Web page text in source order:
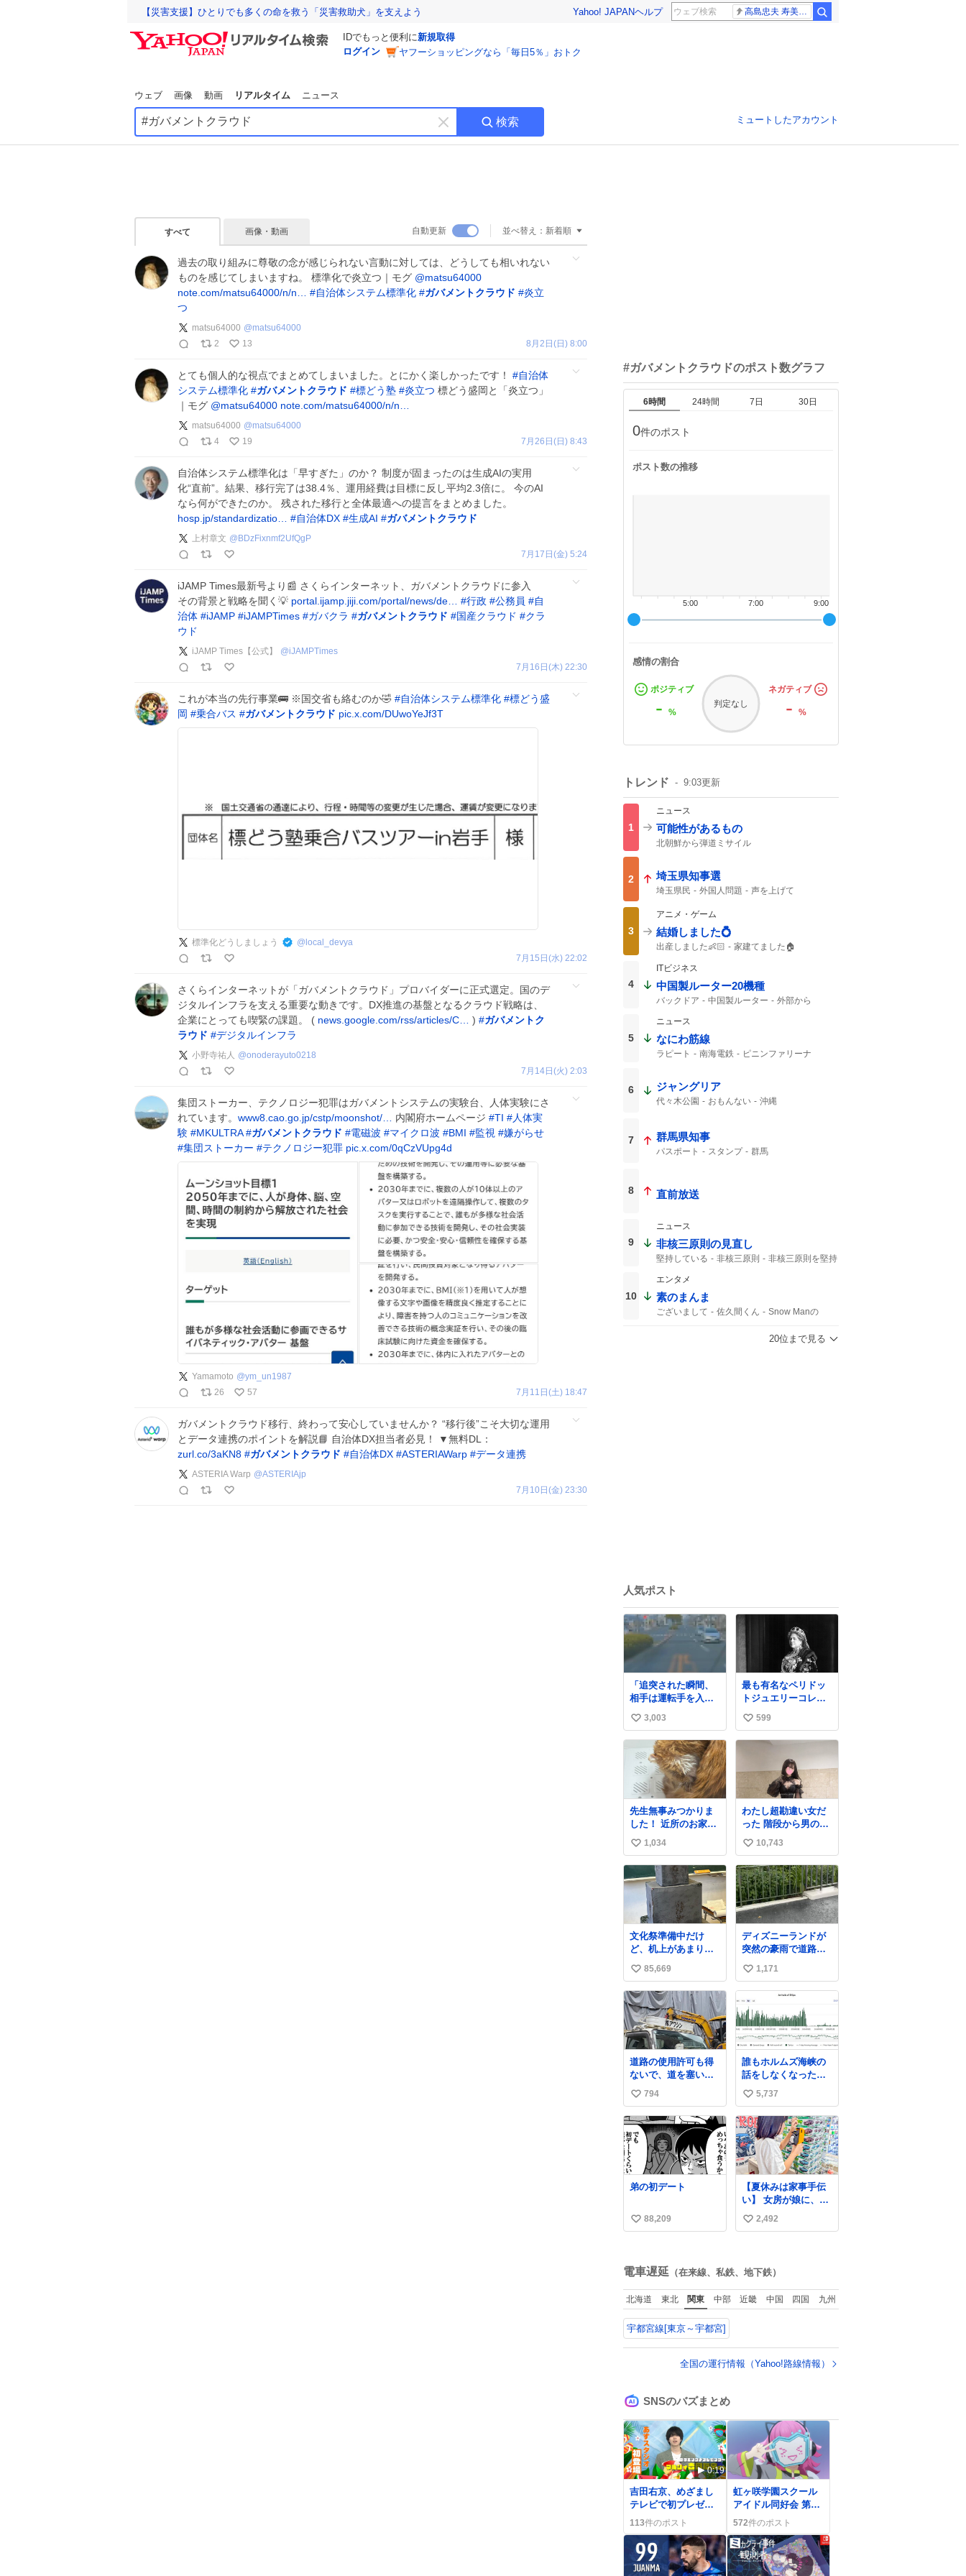
【災害支援】ひとりでも多くの命を救う「災害救助犬」を支えよう Yahoo! JAPANヘルプ 高島忠夫 寿美花代さん死去
IDでもっと便利に新規取得
ログイン
ヤフーショッピングなら「毎日5％」おトク
ウェブ 画像 動画 リアルタイム ニュース
キ
ー
す
検索 ミュートしたアカウント
すべて 画像・動画 自動更新 並べ替え： 新着順
過去の取り組みに尊敬の念が感じられない言動に対しては、どうしても相いれない
ものを感じてしまいますね。 標準化で炎立つ｜モグ @matsu64000
note.com/matsu64000/n/n…
#自治体システム標準化 #ガバメントクラウド #炎立
つ
matsu64000 @matsu64000
2
13 8月2日(日) 8:00
とても個人的な視点でまとめてしまいました。とにかく楽しかったです！ #自治体
システム標準化 #ガバメントクラウド #標どう塾 #炎立つ 標どう盛岡と「炎立つ」
｜モグ @matsu64000 note.com/matsu64000/n/n…
matsu64000 @matsu64000
4
19 7月26日(日) 8:43
自治体システム標準化は「早すぎた」のか？ 制度が固まったのは生成AIの実用
化“直前”。結果、移行完了は38.4％、運用経費は目標に反し平均2.3倍に。 今のAI
なら何ができたのか。 残された移行と全体最適への提言をまとめました。
hosp.jp/standardizatio…
#自治体DX #生成AI #ガバメントクラウド
上村章文 @ BDzFixnmf2UfQgP
7月17日(金) 5:24
iJAMP Times最新号より📰 さくらインターネット、ガバメントクラウドに参入
その背景と戦略を聞く💡 portal.ijamp.jiji.com/portal/news/de… #行政 #公務員 #自
治体 #iJAMP #iJAMPTimes #ガバクラ #ガバメントクラウド #国産クラウド #クラ
ウド
iJAMP Times【公式】 @iJAMPTimes
7月16日(木) 22:30
これが本当の先行事業🚌 ※国交省も絡むのか🤣 #自治体システム標準化 #標どう盛
岡 #乗合バス #ガバメントクラウド pic.x.com/DUwoYeJf3T
標準化どうしましょう @ local_devya
7月15日(水) 22:02
さくらインターネットが「ガバメントクラウド」プロバイダーに正式選定。国のデ
ジタルインフラを支える重要な動きです。DX推進の基盤となるクラウド戦略は、
企業にとっても喫緊の課題。 ( news.google.com/rss/articles/C… ) #ガバメントク
ラウド #デジタルインフラ
小野寺祐人 @onoderayuto0218
7月14日(火) 2:03
集団ストーカー、テクノロジー犯罪はガバメントシステムの実験台、人体実験にさ
れています。 www8.cao.go.jp/cstp/moonshot/… 内閣府ホームページ #TI #人体実
験 #MKULTRA #ガバメントクラウド #電磁波 #マイクロ波 #BMI #監視 #嫌がらせ
#集団ストーカー #テクノロジー犯罪 pic.x.com/0qCzVUpg4d
Yamamoto @ym_un1987
26
57 7月11日(土) 18:47
ガバメントクラウド移行、終わって安心していませんか？ “移行後”こそ大切な運用
とデータ連携のポイントを解説📘 自治体DX担当者必見！ ▼無料DL：
zurl.co/3aKN8 #ガバメントクラウド #自治体DX #ASTERIAWarp #データ連携
ASTERIA Warp @ASTERIAjp
7月10日(金) 23:30
#ガバメントクラウドのポスト数グラフ
6時間 24時間 7日 30日
0件のポスト
ポスト数の推移
9:00
7:00
5:00
感情の割合
ポジティブ
- %
判定なし
ネガティブ
-%
トレンド 9:03更新
1
ニュース
可能性があるもの
北朝鮮から弾道ミサイル
日本周辺
落下した
弾道ミサイル
防衛省 ミサイル
2 埼玉県知事選
埼玉県民 外国人問題
声を上げて
3
アニメ・ゲーム
結婚しました💍
出産しました👶🏻
家建てました🏠
ガンプラ
4
ITビジネス
中国製ルーター20機種
バックドア 中国製ルーター
外部から
5
ニュース
なにわ筋線
ラピート 南海電鉄
ピニンファリーナ
6 ジャングリア
代々木公園 おもんない 沖縄
7 群馬県知事
パスポート スタンプ 群馬
8 直前放送
9
ニュース
非核三原則の見直し
堅持している 非核三原則 非核三原則を堅持
10
エンタメ
素のまんま
ございまして 佐久間くん
Snow Manの
20位まで見る
人気ポスト
「追突された瞬間、
相手は運転手を入れ
替えてた」 これ実
話。 しかも後で無免
許と判明。 ドラレコ
無かったら完全にや
られてた案件。 #追
突 #替え玉 #無免許運
転
い
い
ね
数
3,003
最も有名なペリドッ
トジュエリーコレク
ションはオーストリ
ア大公妃イザベラが
所有していたもの。
パーに包んで保管さ
れていたことに衝撃
💥を受けた。
い
い
数
599
先生無事みつかりま
した！ 近所のお家の
庭のはじっこでうず
くまってました💦 拡
散してくれたり探し
てくれたみなさん本
当にありがとござい
ます！ 飛び出し防止
柵を増やして先生と
ちょびが怖い思いを
しないでいいように
しようと思う！
い
い
ね
1,034
わたし超勘違い女だ
った 階段から男の人
が降りて来てたんだ
けど この格好の女が
立ってたら一回は足
が止まるでしょ？普
通。降りてきたのは
仕事帰りっぽい男の
人で、足取り重そう
に歩いてて見るから
に異変を感じたんだ
けど
い
い
ね
数
10,743
文化祭準備中だけ
ど、机上があまりに
いじめっぽすぎる
い
い
ね
数
85,669
ディズニーランドが
突然の豪雨で道路冠
水してるんだけど☔️
この雨で今年初のミ
ッションクールダウ
ン中止。幾ら何でも
やばすぎだろ...
い
い
ね
数
1,171
道路の使用許可も得
ないで、道を塞いだ
まま解体作業して
る。 写真を撮ろうと
したら「勝手に写真
撮るな馬鹿野郎」と
罵倒されるなど。
い
い
ね
数
794
誰もホルムズ海峡の
話をしなくなったけ
どタンカーの往来は
消滅したままですね
と
い
い
ね
数
5,737
弟の初デート
い
数
88,209
【夏休みは家事手伝
い】 女房が娘に、働
いたらバイト代もら
えば？と言ったら、
ソフトクリーム買っ
てやろうと思いまし
た。
い
数
2,492
電車遅延 （在来線、私鉄、地下鉄）
北海道 東北 関東 中部 近畿 中国 四国 九州
宇都宮線[東京～宇都宮]
全国の運行情報（Yahoo!路線情報）
SNSのバズまとめ
0:19
吉田右京、めざまし
テレビで初プレゼン
ター挑戦 緊張可愛
いとファンが朝から
歓喜
113件のポスト
虹ヶ咲学園スクール
アイドル同好会 第1
期第6話、璃奈のボー
ド成長シーンにファ
ン歓喜「最高すぎ
る」
572件のポスト